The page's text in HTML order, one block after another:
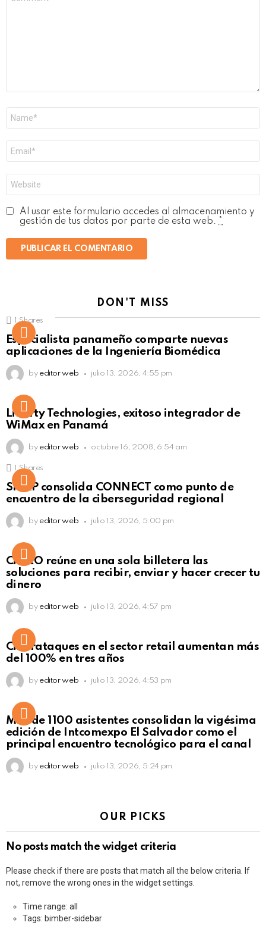
electrónico
*
Al usar este formulario accedes al almacenamiento y
gestión de tus datos por parte de esta web.
DON'T MISS
Click to view this post
Shares
Especialista panameño comparte nuevas
aplicaciones de la Ingeniería Biomédica
by editor web julio 13, 2026, 4:55 pm
Liberty Technologies, exitoso integrador de
WiMax en Panamá
by editor web octubre 16, 2008, 6:54 am
Click to view this post
Shares
SISAP consolida CONNECT como punto de
encuentro de la ciberseguridad regional
by editor web julio 13, 2026, 5:00 pm
Not Safe For Work
Click to view this post
CiNKO reúne en una sola billetera las
soluciones para recibir, enviar y hacer crecer tu
dinero
by editor web julio 13, 2026, 4:57 pm
Ciberataques en el sector retail aumentan más
del 100% en tres años
by editor web julio 13, 2026, 4:53 pm
Más de 1100 asistentes consolidan la vigésima
edición de Intcomexpo El Salvador como el
principal encuentro tecnológico para el canal
by editor web julio 13, 2026, 5:24 pm
OUR PICKS
No posts match the widget criteria
Please check if there are posts that match all the below criteria. If
not, remove the wrong ones in the widget settings.
Time range: all
Tags: bimber-sidebar